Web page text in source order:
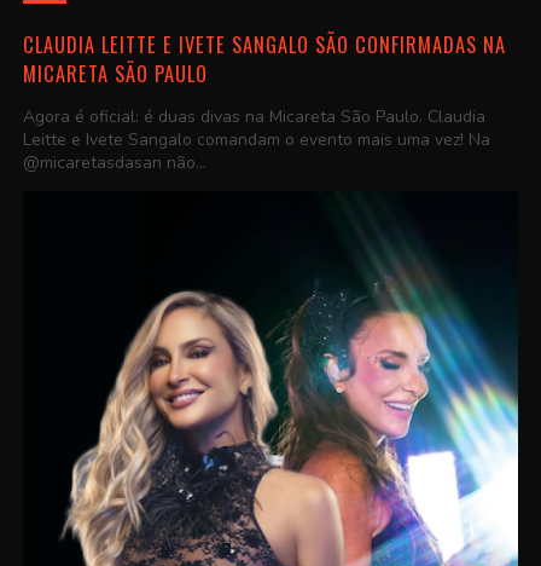
CLAUDIA LEITTE E IVETE SANGALO SÃO CONFIRMADAS NA
MICARETA SÃO PAULO
Agora é oficial: é duas divas na Micareta São Paulo. Claudia
Leitte e Ivete Sangalo comandam o evento mais uma vez! Na
@micaretasdasan não...